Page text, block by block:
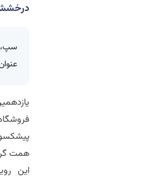
درخشش
همت
این